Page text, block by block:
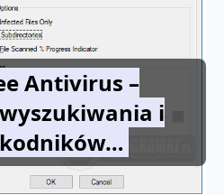
Antivirus –
i